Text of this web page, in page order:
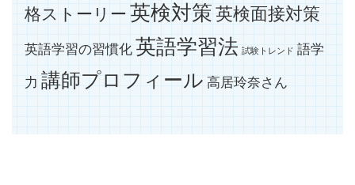
格ストーリー 英検対策 英検面接対策
英語学習の習慣化 英語学習法 試験トレンド 語学
力 講師プロフィール 高居玲奈さん